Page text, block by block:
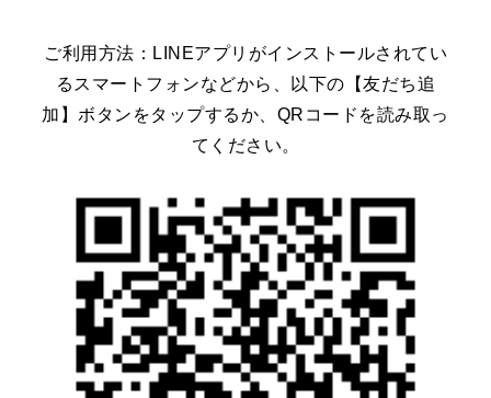
ご利用方法：LINEアプリがインストールされてい
るスマートフォンなどから、以下の【友だち追
加】ボタンをタップするか、QRコードを読み取っ
てください。